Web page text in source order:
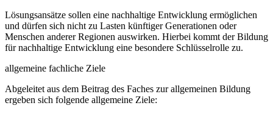
Lösungsansätze sollen eine nachhaltige Entwicklung ermöglichen
und dürfen sich nicht zu Lasten künftiger Generationen oder
Menschen anderer Regionen auswirken. Hierbei kommt der Bildung
für nachhaltige Entwicklung eine besondere Schlüsselrolle zu.
allgemeine fachliche Ziele
Abgeleitet aus dem Beitrag des Faches zur allgemeinen Bildung
ergeben sich folgende allgemeine Ziele: